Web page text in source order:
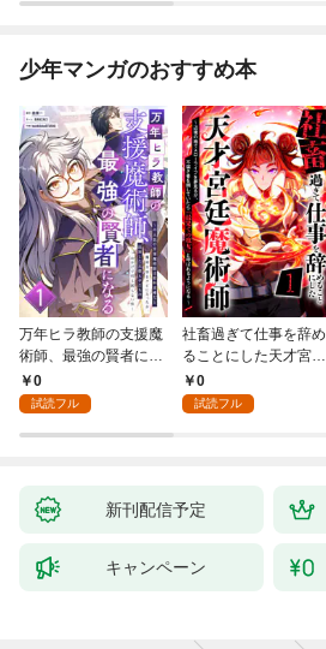
少年マンガのおすすめ本
万年ヒラ教師の支援魔
術師、最強の賢者にな
る～不人気の支援魔術
師は給料泥棒だと魔術
が、出世した元教え子
0
試読フル
社畜過ぎて仕事を辞め
ることにした天才宮廷
魔術師～辺境の地でス
ローライフを夢見る
0
試読フル
新刊配信予定
キャンペーン